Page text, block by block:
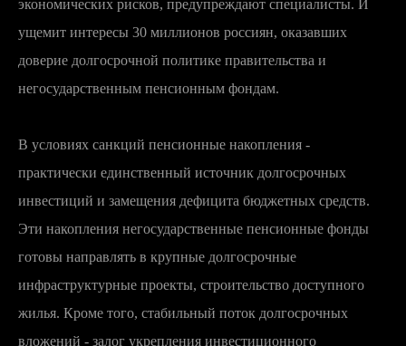
экономических рисков, предупреждают специалисты. И
ущемит интересы 30 миллионов россиян, оказавших
доверие долгосрочной политике правительства и
негосударственным пенсионным фондам.
В условиях санкций пенсионные накопления -
практически единственный источник долгосрочных
инвестиций и замещения дефицита бюджетных средств.
Эти накопления негосударственные пенсионные фонды
готовы направлять в крупные долгосрочные
инфраструктурные проекты, строительство доступного
жилья. Кроме того, стабильный поток долгосрочных
вложений - залог укрепления инвестиционного